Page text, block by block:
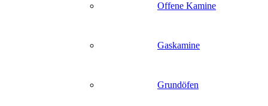
Offene Kamine
Gaskamine
Grundöfen